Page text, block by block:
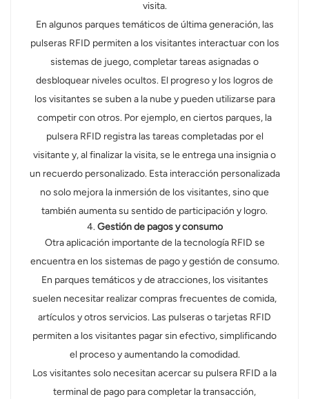
visita.
En algunos parques temáticos de última generación, las
pulseras RFID permiten a los visitantes interactuar con los
sistemas de juego, completar tareas asignadas o
desbloquear niveles ocultos. El progreso y los logros de
los visitantes se suben a la nube y pueden utilizarse para
competir con otros. Por ejemplo, en ciertos parques, la
pulsera RFID registra las tareas completadas por el
visitante y, al finalizar la visita, se le entrega una insignia o
un recuerdo personalizado. Esta interacción personalizada
no solo mejora la inmersión de los visitantes, sino que
también aumenta su sentido de participación y logro.
4.Gestión de pagos y consumo
Otra aplicación importante de la tecnología RFID se
encuentra en los sistemas de pago y gestión de consumo.
En parques temáticos y de atracciones, los visitantes
suelen necesitar realizar compras frecuentes de comida,
artículos y otros servicios. Las pulseras o tarjetas RFID
permiten a los visitantes pagar sin efectivo, simplificando
el proceso y aumentando la comodidad.
Los visitantes solo necesitan acercar su pulsera RFID a la
terminal de pago para completar la transacción,